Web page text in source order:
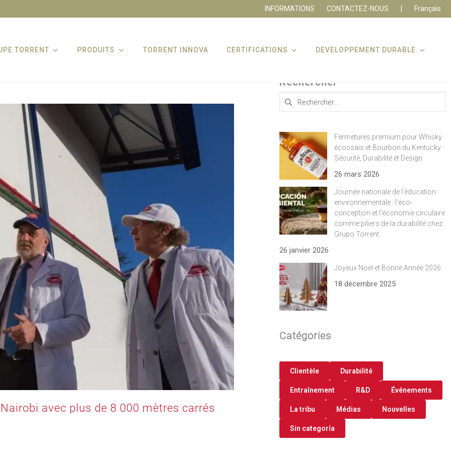
INFORMATIONS CONTACTEZ-NOUS Français
TORRENT PRODUITS TORRENT INNOVA CERTIFICATIONS DEVELOPPEMENT DURABLE
avec plus de 8 000 mètres carrés
Rechercher
Rechercher :
Fermetures premium pour Whisky
écossais et Bourbon du Kentucky :
Sécurité, Durabilité et Design
26 mars 2026
Journée nationale de l’éducation
environnementale : l’éco-
conception et l’économie circulaire
comme piliers de la durabilité chez
Grupo Torrent
26 janvier 2026
Joyeux Noël et Bonne Année 2026
18 décembre 2025
Catégories
Clientèle Durabilité
Entraînement R&D Événements
La tribu Médias Nouvelles
Sin categoría